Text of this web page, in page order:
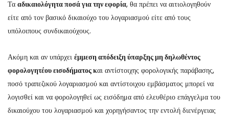
Τα αδικαιολόγητα ποσά για την εφορία, θα πρέπει να αιτιολογηθούν
είτε από τον βασικό δικαιούχο του λογαριασμού είτε από τους
υπόλοιπους συνδικαιούχους.
Ακόμη και αν υπάρχει έμμεση απόδειξη ύπαρξης μη δηλωθέντος
φορολογητέου εισοδήματος και αντίστοιχης φορολογικής παράβασης,
ποσό τραπεζικού λογαριασμού και αντίστοιχου εμβάσματος μπορεί να
λογισθεί και να φορολογηθεί ως εισόδημα από ελευθέριο επάγγελμα του
δικαιούχου του λογαριασμού και χορηγήσαντος την εντολή διενέργειας